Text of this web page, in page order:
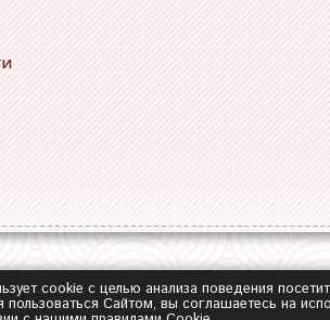
cookie с целью анализа поведения
Сайтом, вы соглашаетесь на